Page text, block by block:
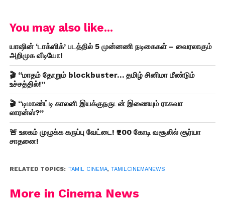
You may also like...
யாஷின் ‘டாக்ஸிக்’ படத்தில் 5 முன்னணி நடிகைகள் – வைரலாகும்
அறிமுக வீடியோ!
🎬 “மாதம் தோறும் blockbuster… தமிழ் சினிமா மீண்டும்
உச்சத்தில்!”
🎬 “டிமாண்ட்டி காலனி இயக்குநருடன் இணையும் ராகவா
லாரன்ஸ்?”
🚨 உலகம் முழுக்க கருப்பு வேட்டை! ₹200 கோடி வசூலில் சூர்யா
சாதனை!
RELATED TOPICS: TAMIL CINEMA, TAMILCINEMANEWS
More in Cinema News